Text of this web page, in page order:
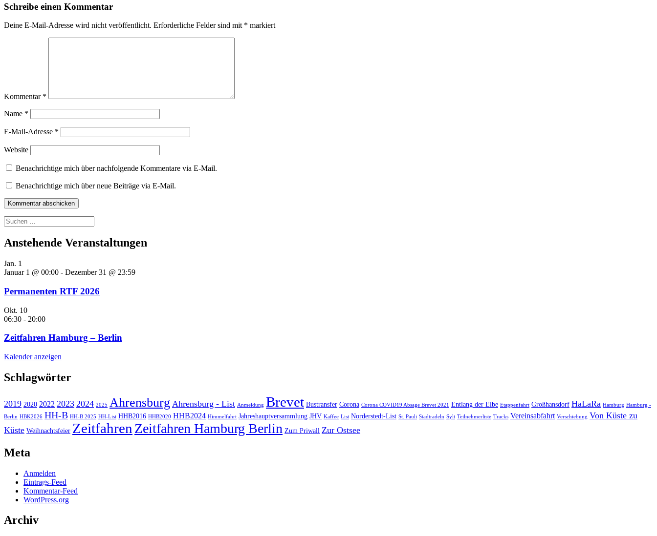
Schreibe einen Kommentar
Deine E-Mail-Adresse wird nicht veröffentlicht. Erforderliche Felder sind mit * markiert
Kommentar *
Name *
E-Mail-Adresse *
Website
Benachrichtige mich über nachfolgende Kommentare via E-Mail.
Benachrichtige mich über neue Beiträge via E-Mail.
Suchen
nach:
Anstehende Veranstaltungen
Jan. 1
Januar 1 @ 00:00 - Dezember 31 @ 23:59
Permanenten RTF 2026
Okt. 10
06:30 - 20:00
Zeitfahren Hamburg – Berlin
Kalender anzeigen
Schlagwörter
2019 2020 2022 2023 2024 2025 Ahrensburg Ahrensburg - List Anmeldung Brevet Bustransfer Corona Corona COVID19 Absage Brevet 2021 Entlang der Elbe Etappenfahrt Großhansdorf HaLaRa Hamburg Hamburg -
Berlin HBK2026 HH-B HH-B 2025 HH-List HHB2016 HHB2020 HHB2024 Himmelfahrt Jahreshauptversammlung JHV Kaffee List Norderstedt-List St. Pauli Stadtradeln Sylt Teilnehmerliste Tracks Vereinsabfahrt Verschiebung Von Küste zu
Küste Weihnachtsfeier Zeitfahren Zeitfahren Hamburg Berlin Zum Priwall Zur Ostsee
Meta
Anmelden
Eintrags-Feed
Kommentar-Feed
WordPress.org
Archiv